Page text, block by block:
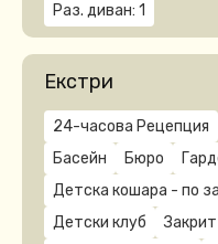
Раз. диван: 1
Екстри
24-часова Рецепция
Басейн
Бюро
Детска кошара - по
Детски клуб